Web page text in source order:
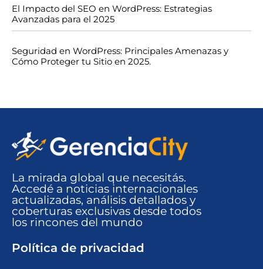
El Impacto del SEO en WordPress: Estrategias
Avanzadas para el 2025
Seguridad en WordPress: Principales Amenazas y
Cómo Proteger tu Sitio en 2025.
La mirada global que necesitás.
Accedé a noticias internacionales
actualizadas, análisis detallados y
coberturas exclusivas desde todos
los rincones del mundo​
Política de privacidad